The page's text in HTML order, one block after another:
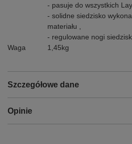
- pasuje do wszystkich
- solidne siedzisko
materiału ,
- regulowane nogi
Waga
1,45kg
Szczegółowe dane
Opinie